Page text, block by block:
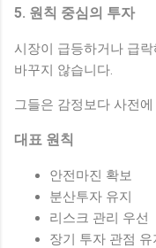
5. 원칙 중심의 투자
시장이 급등하거나 급
바꾸지 않습니다.
그들은 감정보다 사전
대표 원칙
안전마진 확보
분산투자 유지
리스크 관리 우선
장기 투자 관점 유